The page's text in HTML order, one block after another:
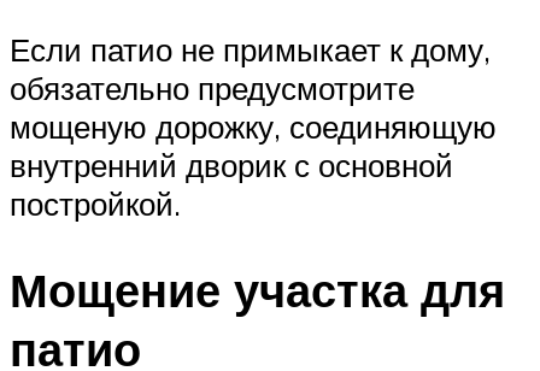
Если патио не примыкает к дому,
обязательно предусмотрите
мощеную дорожку, соединяющую
внутренний дворик с основной
постройкой.
Мощение участка для
патио